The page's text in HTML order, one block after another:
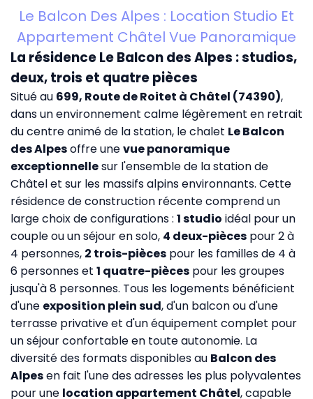
Le Balcon Des Alpes : Location Studio Et
Appartement Châtel Vue Panoramique
La résidence Le Balcon des Alpes : studios,
deux, trois et quatre pièces
Situé au 699, Route de Roitet à Châtel (74390),
dans un environnement calme légèrement en retrait
du centre animé de la station, le chalet Le Balcon
des Alpesoffre unevue panoramique
exceptionnellesur l'ensemble de la station de
Châtel et sur les massifs alpins environnants. Cette
résidence de construction récente comprend un
large choix de configurations : 1 studio idéal pour un
couple ou un séjour en solo, 4 deux-pièces pour 2 à
4 personnes, 2 trois-pièces pour les familles de 4 à
6 personnes et 1 quatre-pièces pour les groupes
jusqu'à 8 personnes. Tous les logements bénéficient
d'une exposition plein sud, d'un balcon ou d'une
terrasse privative et d'un équipement complet pour
un séjour confortable en toute autonomie. La
diversité des formats disponibles au Balcon des
Alpesen fait l'une des adresses les plus polyvalentes
pour une location appartement Châtel, capable